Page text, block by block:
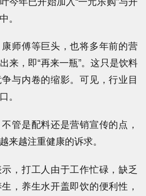
。
师傅等巨头，也将多年前的营
来，即“再来一瓶”。这只是饮料
与内卷的缩影。可见，行业目
。
管是配料还是营销宣传的点，
来越注重健康的诉求。
，打工人由于工作忙碌，缺乏
，养生水开盖即饮的便利性，